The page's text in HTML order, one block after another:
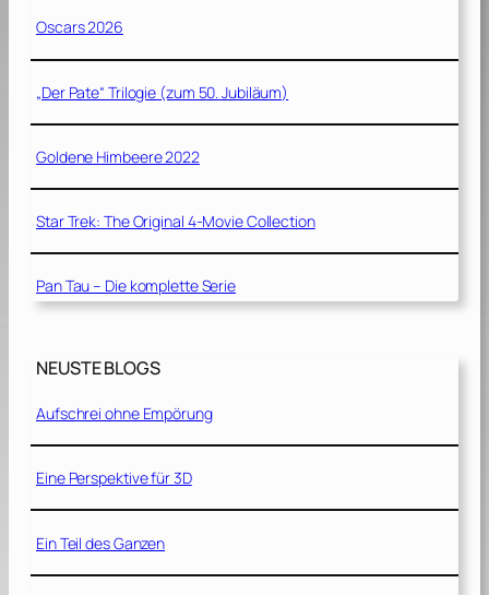
Oscars 2026
„Der Pate“ Trilogie (zum 50. Jubiläum)
Goldene Himbeere 2022
Star Trek: The Original 4-Movie Collection
Pan Tau – Die komplette Serie
NEUSTE BLOGS
Aufschrei ohne Empörung
Eine Perspektive für 3D
Ein Teil des Ganzen